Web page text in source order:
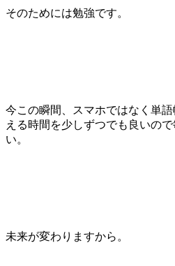
そのためには勉強です。
今この瞬間、スマホではなく単
える時間を少しずつでも良いの
い。
未来が変わりますから。